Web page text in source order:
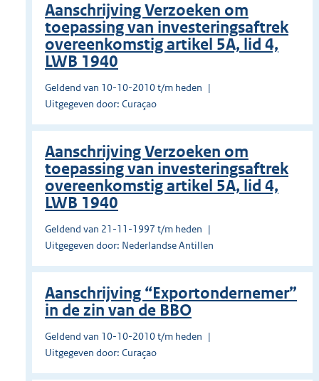
Aanschrijving Verzoeken om
toepassing van investeringsaftrek
overeenkomstig artikel 5A, lid 4,
LWB 1940
Geldend van 10-10-2010 t/m heden
Uitgegeven door: Curaçao
Aanschrijving Verzoeken om
toepassing van investeringsaftrek
overeenkomstig artikel 5A, lid 4,
LWB 1940
Geldend van 21-11-1997 t/m heden
Uitgegeven door: Nederlandse Antillen
Aanschrijving “Exportondernemer”
in de zin van de BBO
Geldend van 10-10-2010 t/m heden
Uitgegeven door: Curaçao